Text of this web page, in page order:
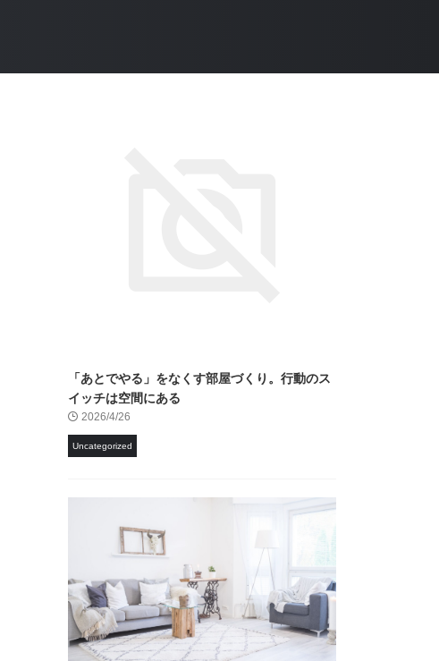
「あとでやる」をなくす部屋づくり。行動のス
イッチは空間にある
2026/4/26
Uncategorized